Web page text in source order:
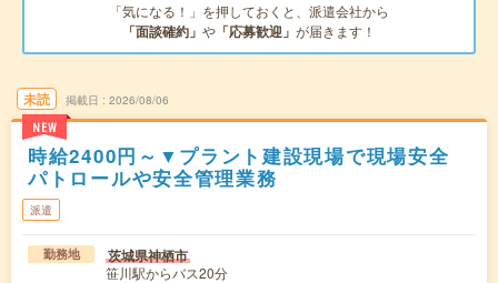
「気になる！」を押しておくと、派遣会社から
「面談確約」 や 「応募歓迎」 が届きます！
未読
NEW
掲載日 2026/08/06
時給2400円～▼プラント建設現場で現場安全
パトロールや安全管理業務
派遣
勤務地 茨城県神栖市
笹川駅からバス20分